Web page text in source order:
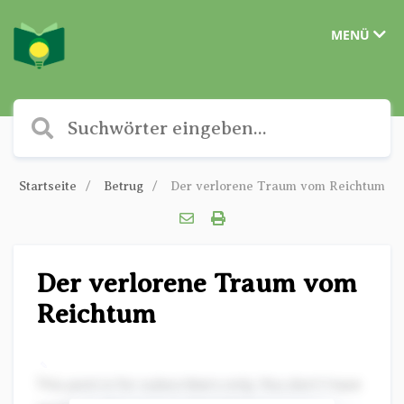
MENÜ
Startseite Betrug Der verlorene Traum vom Reichtum
Der verlorene Traum vom
Reichtum